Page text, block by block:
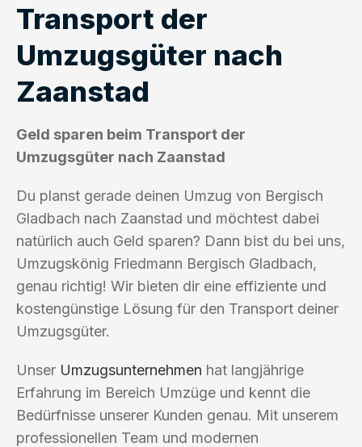
Transport der
Umzugsgüter nach
Zaanstad
Geld sparen beim Transport der
Umzugsgüter nach Zaanstad
Du planst gerade deinen Umzug von Bergisch
Gladbach nach Zaanstad und möchtest dabei
natürlich auch Geld sparen? Dann bist du bei uns,
Umzugskönig Friedmann Bergisch Gladbach,
genau richtig! Wir bieten dir eine effiziente und
kostengünstige Lösung für den Transport deiner
Umzugsgüter.
Unser Umzugsunternehmen hat langjährige
Erfahrung im Bereich Umzüge und kennt die
Bedürfnisse unserer Kunden genau. Mit unserem
professionellen Team und modernen